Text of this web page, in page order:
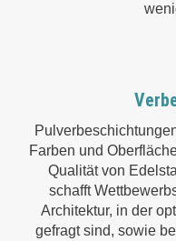
Farben und
Qualität von
schafft
Architektur, in der
gefragt sind, sowie